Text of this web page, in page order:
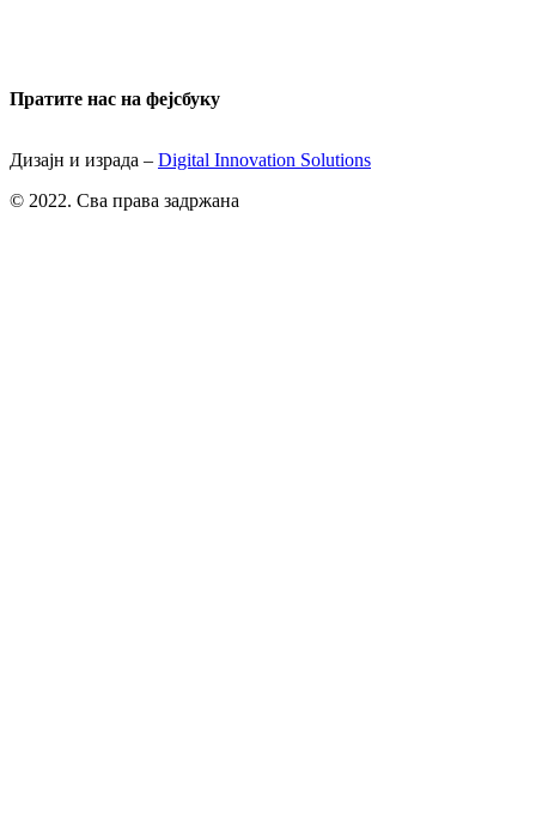
Пратите нас на фејсбуку
Дизајн и израда – Digital Innovation Solutions
© 2022. Сва права задржана